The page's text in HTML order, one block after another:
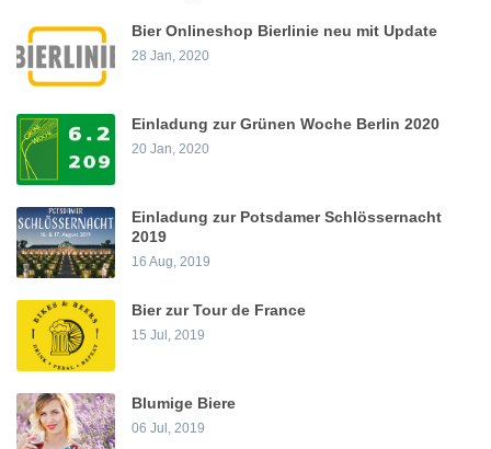
Bier Onlineshop Bierlinie neu mit Update
28 Jan, 2020
Einladung zur Grünen Woche Berlin 2020
20 Jan, 2020
Einladung zur Potsdamer Schlössernacht
2019
16 Aug, 2019
Bier zur Tour de France
15 Jul, 2019
Blumige Biere
06 Jul, 2019